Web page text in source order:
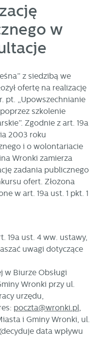
w
z siedzibą we
ofertę na realizację
pt. „Upowszechnianie
szkolenie
Zgodnie z art. 19a
2003 roku
i o wolontariacie
Wronki zamierza
zadania publicznego
ofert. Złożona
w art. 19a ust. 1 pkt. 1
19a ust. 4 ww. ustawy,
uwagi dotyczące
w Biurze Obsługi
Wronki przy ul.
urzędu,
poczta@wronki.pl,
i Gminy Wronki, ul.
data wpływu
stronie internetowej
Ciebie ustawień oraz
czy
naszej strony poprzez
preferencji.
i personalizacyjne pliki
ilości funkcji na
nam rozwijać się i
uzyskanie informacji w
miejsca oraz
są nasze serwisy www.
serwisów
wśród
są przetwarzane w
zgody na analityczne
prezentujemy Ci
na stronach naszych
prezentowania Ci naszych
Twoich upodobań oraz
witryny
pojawić się na
będących naszymi
usług. Firmy te działają
nasze treści w
mediów